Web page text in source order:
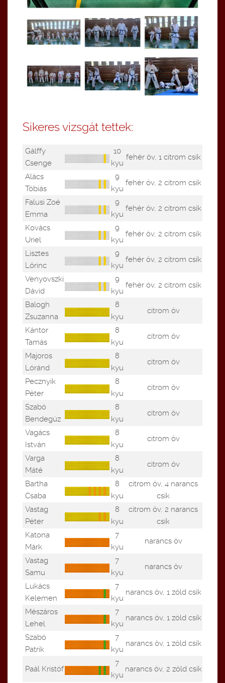
Sikeres vizsgát tettek:
Gálffy
Csenge
10
kyu
fehér öv, 1 citrom csík
Alács
Tóbiás
9
kyu
fehér öv, 2 citrom csík
Falusi Zoé
Emma
9
kyu
fehér öv, 2 citrom csík
Kovács
Uriel
9
kyu
fehér öv, 2 citrom csík
Lisztes
Lőrinc
9
kyu
fehér öv, 2 citrom csík
Venyovszki
Dávid
9
kyu
fehér öv, 2 citrom csík
Balogh
Zsuzanna
8
kyu
citrom öv
Kántor
Tamás
8
kyu
citrom öv
Majoros
Lóránd
8
kyu
citrom öv
Pecznyik
Péter
8
kyu
citrom öv
Szabó
Bendegúz
8
kyu
citrom öv
Vagács
István
8
kyu
citrom öv
Varga
Máté
8
kyu
citrom öv
Bartha
Csaba
8
kyu
citrom öv, 4 narancs
csík
Vastag
Péter
8
kyu
citrom öv, 2 narancs
csík
Katona
Márk
7
kyu
narancs öv
Vastag
Samu
7
kyu
narancs öv
Lukács
Kelemen
7
kyu
narancs öv, 1 zöld csík
Mészáros
Lehel
7
kyu
narancs öv, 1 zöld csík
Szabó
Patrik
7
kyu
narancs öv, 1 zöld csík
Paál Kristóf
7
kyu
narancs öv, 2 zöld csík